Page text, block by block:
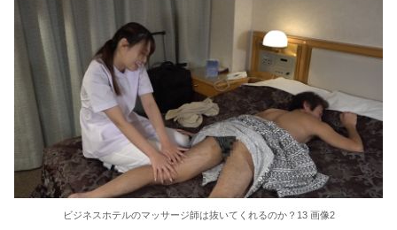
インコを見せてあげたおじいさん、捕まる
【悲報】福田雄一「新ケロロに福田組が出ます！」→爆死ちいかわの監督「原作に忠実に」→爆売れ
ハメ撮りプライベート 抱き心地満点 Hカップに沼る 森亜秋
ハメ撮りプライベート 極乳 宇佐美すい
私と一緒にオナニーしてっ 凪 八坂凪
ビジネスホテルのマッサージ師は抜いてくれるのか？13 画像2